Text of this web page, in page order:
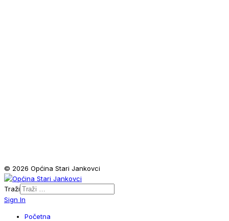
© 2026 Općina Stari Jankovci
Traži
Sign In
Početna